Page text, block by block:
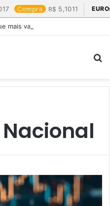
Compra 5,1011
mais valem a pena